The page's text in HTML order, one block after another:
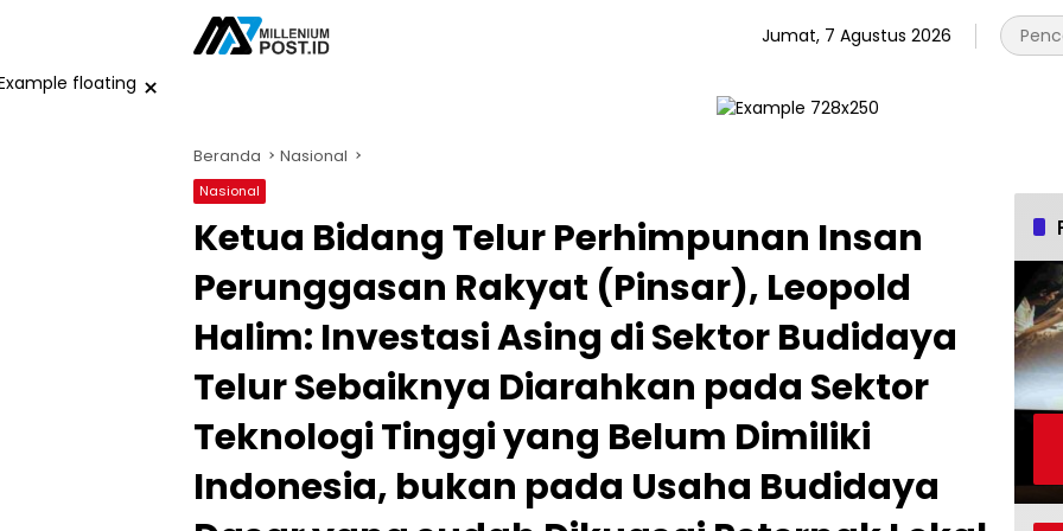
Jumat, 7 Agustus 2026
×
Beranda Nasional
Nasional
Ketua Bidang Telur Perhimpunan Insan
Perunggasan Rakyat (Pinsar), Leopold
Halim: Investasi Asing di Sektor Budidaya
Telur Sebaiknya Diarahkan pada Sektor
Teknologi Tinggi yang Belum Dimiliki
Indonesia, bukan pada Usaha Budidaya